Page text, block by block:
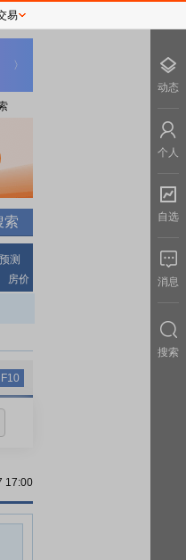
测
房价
F10
17:00
易
动态
个人
自选
消息
搜索